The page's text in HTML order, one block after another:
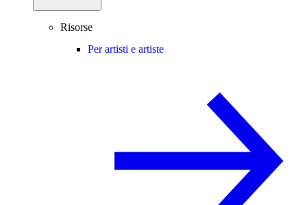
Risorse
Per artisti e artiste